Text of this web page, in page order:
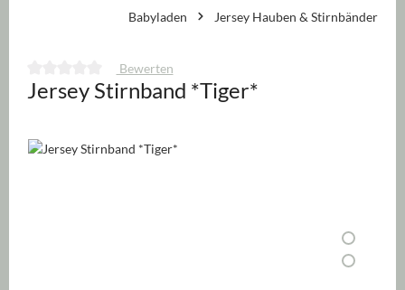
Babyladen Jersey Hauben & Stirnbänder
Durchschnittliche Bewertung von 0 von 5 Sternen
Bewerten
Jersey Stirnband *Tiger*
Bildergalerie überspringen